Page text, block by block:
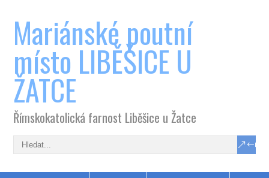
Mariánské poutní
místo LIBĚŠICE U
ŽATCE
Římskokatolická farnost Liběšice u Žatce